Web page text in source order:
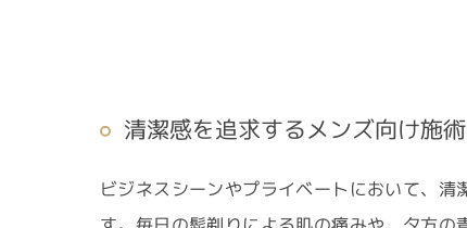
清潔感を追求するメンズ向け施
ビジネスシーンやプライベートにおいて、